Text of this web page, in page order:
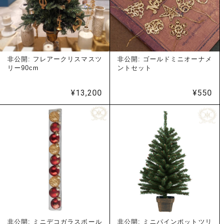
非公開: フレアークリスマスツ
リー90cm
¥13,200
非公開: ゴールドミニオーナメ
ントセット
¥550
非公開: ミニデコガラスボール 非公開: ミニパインポットツリ